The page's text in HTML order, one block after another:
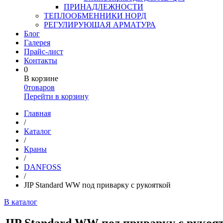
ПРИНАДЛЕЖНОСТИ
ТЕПЛООБМЕННИКИ НОРД
РЕГУЛИРУЮЩАЯ АРМАТУРА
Блог
Галерея
Прайс-лист
Контакты
0
В корзине
0товаров
Перейти в корзину
Главная
/
Каталог
/
Краны
/
DANFOSS
/
JIP Standard WW под приварку с рукояткой
В каталог